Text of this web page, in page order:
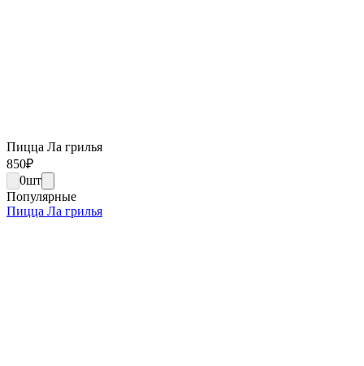
Пицца Ла грилья
850₽
0шт
Популярные
Пицца Ла грилья